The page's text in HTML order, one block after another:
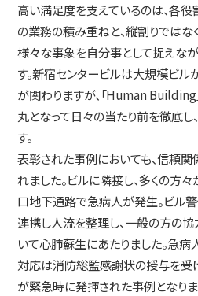
高い満足度を支えているのは、各役
の業務の積み重ねと、縦割りでは
様々な事象を自分事として捉えな
す。新宿センタービルは大規模ビル
が関わりますが、「Human Building
丸となって日々の当たり前を徹底し
す。
表彰された事例においても、信頼
れました。ビルに隣接し、多くの方
口地下通路で急病人が発生。ビル
連携し人流を整理し、一般の方の
いて心肺蘇生にあたりました。急病
対応は消防総監感謝状の授与を受
が緊急時に発揮された事例となりま